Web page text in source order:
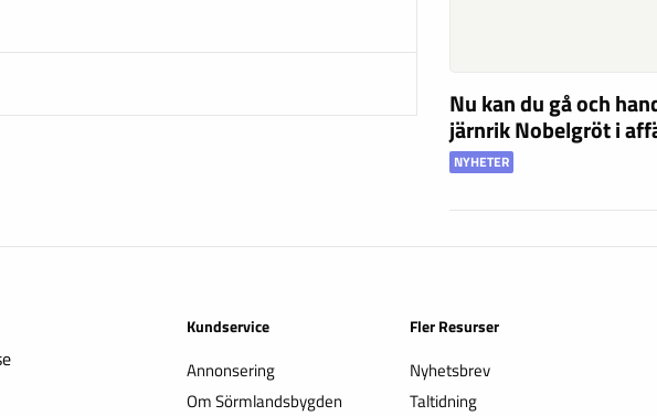
Nu kan du gå och
järnrik Nobelgröt i
NYHETER
Kundservice
Annonsering
Om Sörmlandsbygden
Fler Resurser
Nyhetsbrev
Taltidning